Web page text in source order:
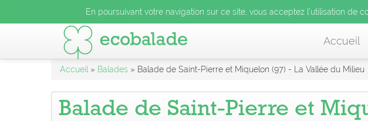
En poursuivant votre navigation sur ce site, vous acceptez l’utilisation de
Accueil
Accueil » Balades » Balade de Saint-Pierre et Miquelon (97) - La Vallée du Milieu
Balade de Saint-Pierre et